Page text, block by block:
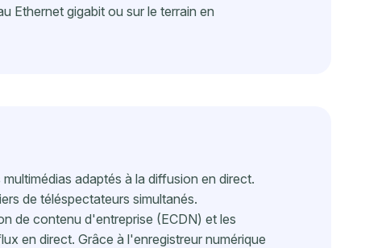
Ethernet gigabit ou sur le terrain en
adaptés à la diffusion en direct.
de téléspectateurs simultanés.
de contenu d'entreprise (ECDN) et les
en direct. Grâce à l'enregistreur numérique